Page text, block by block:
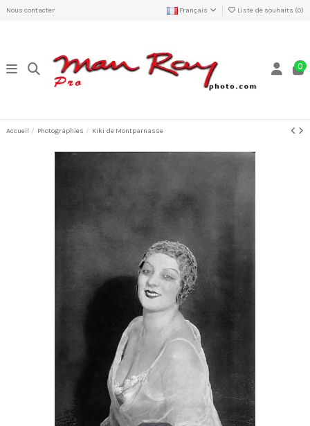
Nous contacter Français Liste de souhaits (0)
0
Accueil Photographies Kiki de Montparnasse